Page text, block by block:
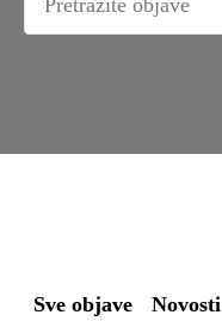
Sve objave Novosti